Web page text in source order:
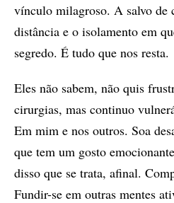
vínculo milagroso. A salvo de
distância e o isolamento em
segredo. É tudo que nos resta.
Eles não sabem, não quis
cirurgias, mas continuo
Em mim e nos outros. Soa
que tem um gosto
disso que se trata, afinal.
Fundir-se em outras mentes